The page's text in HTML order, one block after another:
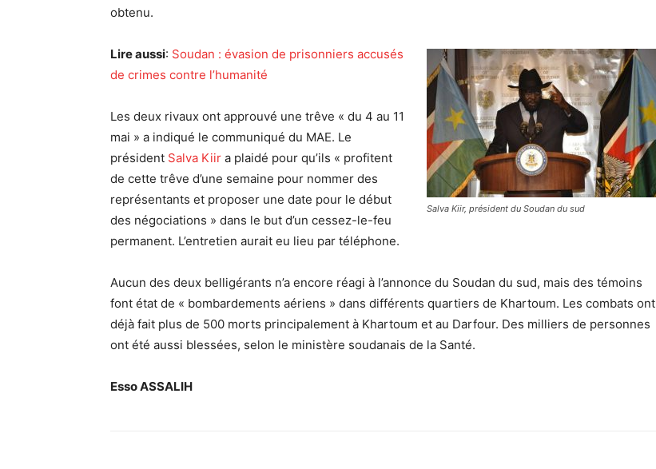
obtenu.
Salva Kiir, président du Soudan du sud
Lire aussi: Soudan : évasion de prisonniers accusés
de crimes contre l’humanité
Les deux rivaux ont approuvé une trêve « du 4 au 11
mai » a indiqué le communiqué du MAE. Le
président Salva Kiir a plaidé pour qu’ils « profitent
de cette trêve d’une semaine pour nommer des
représentants et proposer une date pour le début
des négociations » dans le but d’un cessez-le-feu
permanent. L’entretien aurait eu lieu par téléphone.
Aucun des deux belligérants n’a encore réagi à l’annonce du Soudan du sud, mais des témoins
font état de « bombardements aériens » dans différents quartiers de Khartoum. Les combats ont
déjà fait plus de 500 morts principalement à Khartoum et au Darfour. Des milliers de personnes
ont été aussi blessées, selon le ministère soudanais de la Santé.
Esso ASSALIH